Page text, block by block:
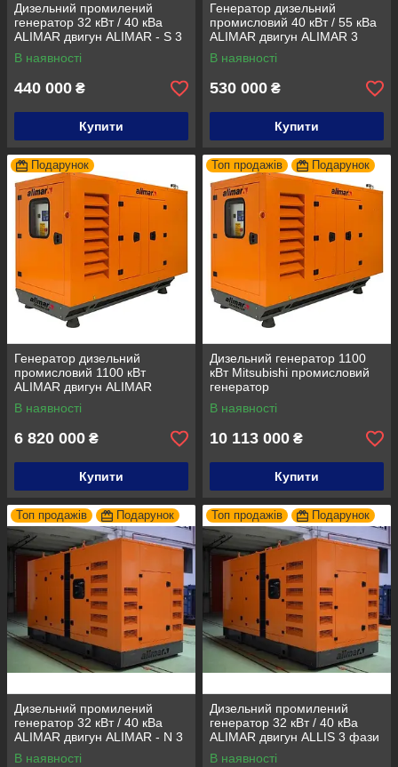
Дизельний промилений
генератор 32 кВт / 40 кВа
ALIMAR двигун ALIMAR - S 3
фази 50Гц
В наявності
440 000 ₴
Купити
Генератор дизельний
промисловий 40 кВт / 55 кВа
ALIMAR двигун ALIMAR 3
фази Дизельна
електростанція
В наявності
530 000 ₴
Купити
Подарунок
Генератор дизельний
промисловий 1100 кВт
ALIMAR двигун ALIMAR
трифазний. Дизельна
електростанція
В наявності
6 820 000 ₴
Купити
Топ продажів Подарунок
Дизельний генератор 1100
кВт Mitsubishi промисловий
генератор
В наявності
10 113 000 ₴
Купити
Топ продажів Подарунок
Дизельний промилений
генератор 32 кВт / 40 кВа
ALIMAR двигун ALIMAR - N 3
фази 50Гц
В наявності
Топ продажів Подарунок
Дизельний промилений
генератор 32 кВт / 40 кВа
ALIMAR двигун ALLIS 3 фази
50Гц
В наявності